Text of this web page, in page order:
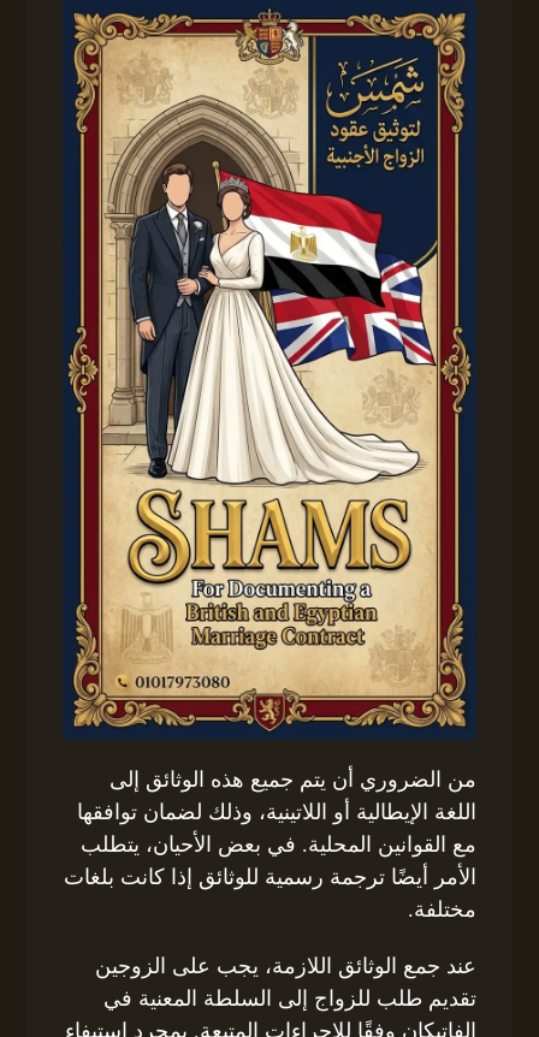
من الضروري أن يتم جميع هذه الوثائق إلى
اللغة الإيطالية أو اللاتينية، وذلك لضمان توافقها
مع القوانين المحلية. في بعض الأحيان، يتطلب
الأمر أيضًا ترجمة رسمية للوثائق إذا كانت بلغات
مختلفة.
عند جمع الوثائق اللازمة، يجب على الزوجين
تقديم طلب للزواج إلى السلطة المعنية في
الفاتيكان وفقًا للإجراءات المتبعة. بمجرد استيفاء